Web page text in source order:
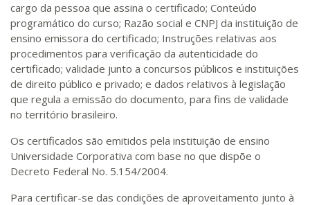
cargo da pessoa que assina o certificado; Conteúdo
programático do curso; Razão social e CNPJ da instituição de
ensino emissora do certificado; Instruções relativas aos
procedimentos para verificação da autenticidade do
certificado; validade junto a concursos públicos e instituições
de direito público e privado; e dados relativos à legislação
que regula a emissão do documento, para fins de validade
no território brasileiro.
Os certificados são emitidos pela instituição de ensino
Universidade Corporativa com base no que dispõe o
Decreto Federal No. 5.154/2004.
Para certificar-se das condições de aproveitamento junto à